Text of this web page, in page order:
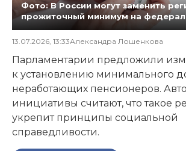
Фото: В России могут заменить
прожиточный минимум на
13.07.2026, 13:33Александра Лошенкова
Парламентарии предложили
к установлению минимального
неработающих пенсионеров.
инициативы считают, что такое
укрепит принципы социальной
справедливости.